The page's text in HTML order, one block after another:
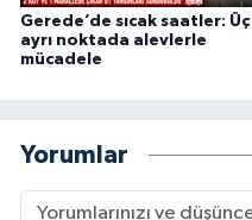
Gerede’de sıcak saatler: Üç
ayrı noktada alevlerle
mücadele
Yorumlar